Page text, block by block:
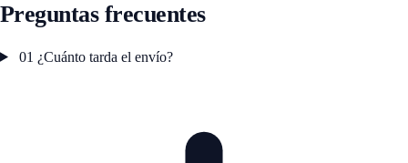
Preguntas frecuentes
01 ¿Cuánto tarda el envío?